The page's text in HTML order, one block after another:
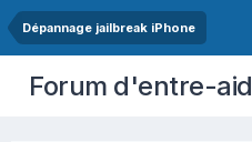
Dépannage jailbreak iPhone
Forum d'entre-